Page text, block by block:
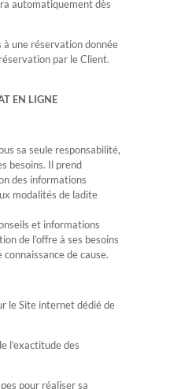
automatiquement dès
à une réservation donnée
par le Client.
EN LIGNE
sa seule responsabilité,
besoins. Il prend
des informations
modalités de ladite
et informations
de l’offre à ses besoins
de cause.
le Site internet dédié de
l’exactitude des
pour réaliser sa